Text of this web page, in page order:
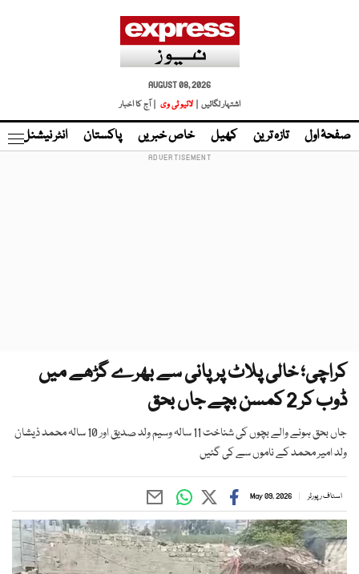
AUGUST 08, 2026
اشتہار لگائیں |
لائیو ٹی وی | آج کا اخبار
صفحۂ اول تازہ ترین کھیل خاص خبریں پاکستان انٹر نیشنل
کراچی؛ خالی پلاٹ پر پانی سے بھرے گڑھے میں
ڈوب کر 2 کمسن بچے جاں بحق
جاں بحق ہونے والے بچوں کی شناخت 11 سالہ وسیم ولد صدیق اور 10 سالہ محمد ذیشان
ولد امیر محمد کے ناموں سے کی گئیں
اسٹاف رپورٹر May 09, 2026